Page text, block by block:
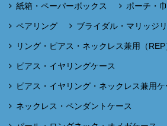
紙箱・ペーパーボックス ポーチ・
ペアリング ブライダル・マリッジ
リング・ピアス・ネックレス兼用（REP
ピアス・イヤリングケース
ピアス・イヤリング・ネックレス兼用ケ
ネックレス・ペンダントケース